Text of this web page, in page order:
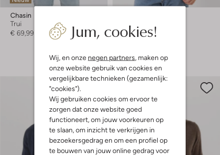
Jum, cookies!
Wij, en onze negen partners, maken op
onze website gebruik van cookies en
vergelijkbare technieken (gezamenlijk:
"cookies").
Wij gebruiken cookies om ervoor te
zorgen dat onze website goed
functioneert, om jouw voorkeuren op
te slaan, om inzicht te verkrijgen in
bezoekersgedrag en om een profiel op
te bouwen van jouw online gedrag voor
Chasin
Trui
€ 69,99
€ 59,99